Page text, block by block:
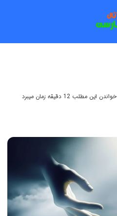
خواندن این مطلب 12 دقیقه زمان میبرد